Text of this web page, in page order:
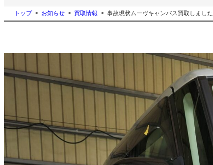
トップ お知らせ 買取情報 事故現状ムーヴキャンバス買取しました